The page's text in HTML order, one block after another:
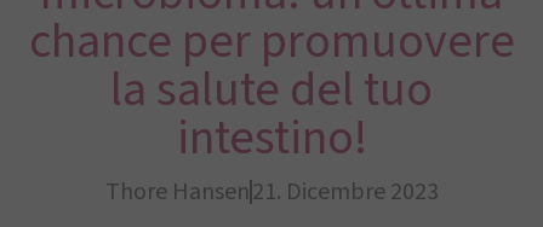
chance per promuovere
la salute del tuo
intestino!
Thore Hansen21. Dicembre 2023